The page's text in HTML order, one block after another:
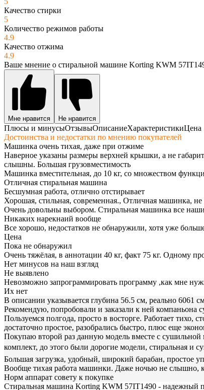
Качество стирки
5
Количество режимов работы
4.9
Качество отжима
4.9
Ваше мнение о стиральной машине Korting KWM
Мне нравится Не нравится
Плюсы и минусыОтзывыОписаниеХарактеристикиЦена
Достоинства и недостатки по мнению покупателей
Машинка очень тихая, даже при отжиме
Наверное указаны размеры верхней крышки, а не
слышны. Большая грузовместимость
Машинка вместительная, до 10 кг, со множеством
Отличная стиральная машина
Бесшумная работа, отлично отстирывает
Хорошая, стильная, современная., Отличная машинка,
Очень довольны выбором. Стиральная машинка все
Никаких нарекнаий вообще
Все хорошо, недостатков не обнаружили, хотя уже
Цена
Пока не обнаружил
Очень тяжёлая, в аннотации 40 кг, факт 75 кг. Одному
Нет минусов на наш взгляд
Не выявлено
Невозможно запрограммировать программу ,как мне
Их нет
В описании указывается глубина 56.5 см, реально 6061
Рекомендую, попробовали и заказали к ней
Пользуемся полгода, просто в восторге. Работает тихо,
достаточно простое, разобрались быстро, плюс еще
Покупаю второй раз данную модель вместе с
комплект, до этого были дорогие модели, стиральная и
Большая загрузка, удобный, широкий барабан, простое
Вообще тихая работа машинки. Даже ночью не слышно,
Норм аппарат совету к покупке
Стиральная машина Korting KWM 57IT1490 - надежный